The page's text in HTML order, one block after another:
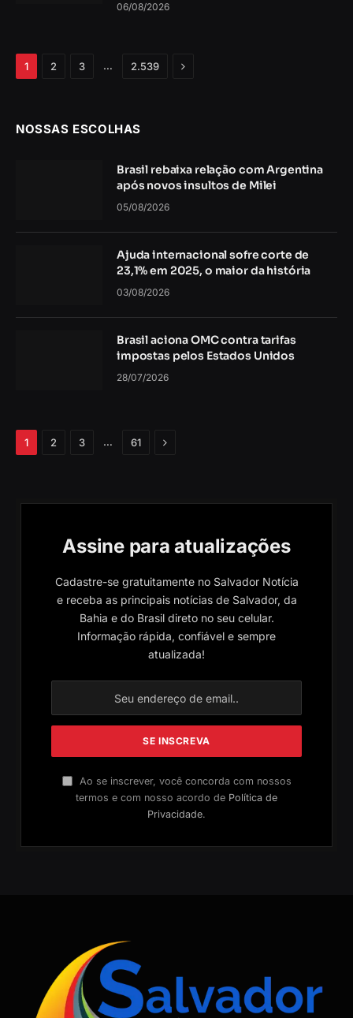
06/08/2026
1 2 3 … 2.539 Próximo
NOSSAS ESCOLHAS
Brasil rebaixa relação com Argentina
após novos insultos de Milei
05/08/2026
Ajuda internacional sofre corte de
23,1% em 2025, o maior da história
03/08/2026
Brasil aciona OMC contra tarifas
impostas pelos Estados Unidos
28/07/2026
1 2 3 … 61 Próximo
Assine para atualizações
Cadastre-se gratuitamente no Salvador Notícia
e receba as principais notícias de Salvador, da
Bahia e do Brasil direto no seu celular.
Informação rápida, confiável e sempre
atualizada!
Ao se inscrever, você concorda com nossos
termos e com nosso acordo de Política de
Privacidade.